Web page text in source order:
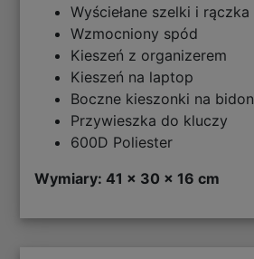
Wyściełane szelki i rączka
Wzmocniony spód
Kieszeń z organizerem
Kieszeń na laptop
Boczne kieszonki na bidon
Przywieszka do kluczy
600D Poliester
Wymiary: 41 x 30 x 16 cm